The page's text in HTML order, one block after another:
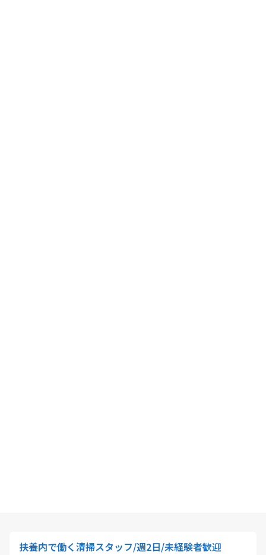
扶養内で働く清掃スタッフ/週2日/未経験者歓迎